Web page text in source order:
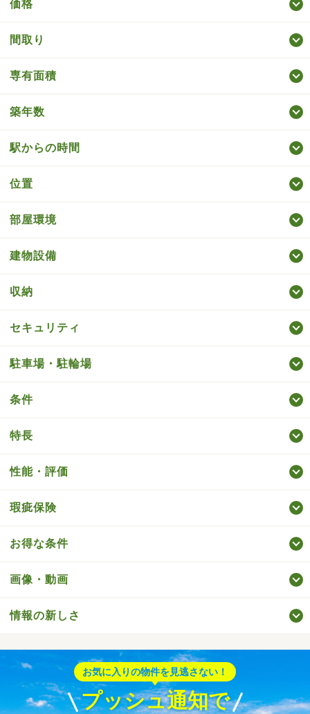
価格
間取り
専有面積
築年数
駅からの時間
位置
部屋環境
建物設備
収納
セキュリティ
駐車場・駐輪場
条件
特長
性能・評価
瑕疵保険
お得な条件
画像・動画
情報の新しさ
お気に入りの物件を見逃さない！
プッシュ通知で